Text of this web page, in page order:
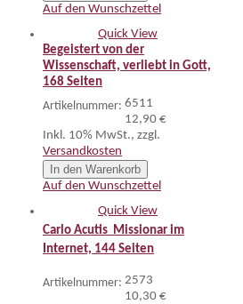
Auf den Wunschzettel
Quick View
Begeistert von der
Wissenschaft, verliebt in Gott,
168 Seiten
Artikelnummer: 6511
12,90 €
Inkl. 10% MwSt., zzgl.
Versandkosten
In den Warenkorb
Auf den Wunschzettel
Quick View
Carlo Acutis  Missionar im
Internet, 144 Seiten
Artikelnummer: 2573
10,30 €